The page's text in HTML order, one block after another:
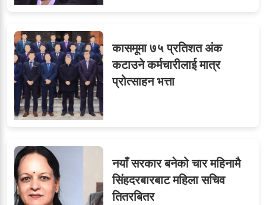
कासमूमा ७५ प्रतिशत अंक
कटाउने कर्मचारीलाई मात्र
प्रोत्साहन भत्ता
नयाँ सरकार बनेको चार महिनामै
सिंहदरबारबाट महिला सचिव
तितरबितर